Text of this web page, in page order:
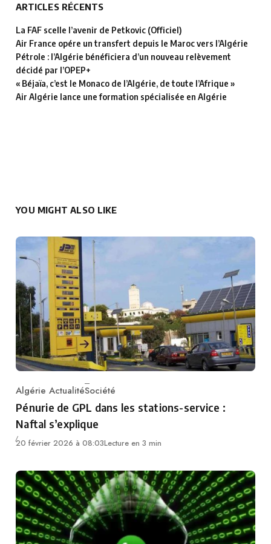
ARTICLES RÉCENTS
La FAF scelle l’avenir de Petkovic (Officiel)
Air France opére un transfert depuis le Maroc vers l’Algérie
Pétrole : l’Algérie bénéficiera d’un nouveau relèvement
décidé par l’OPEP+
« Béjaïa, c’est le Monaco de l’Algérie, de toute l’Afrique »
Air Algérie lance une formation spécialisée en Algérie
YOU MIGHT ALSO LIKE
Category
Algérie ActualitéSociété
Pénurie de GPL dans les stations-service :
Naftal s’explique
20 février 2026 à 08:03Lecture en 3 min